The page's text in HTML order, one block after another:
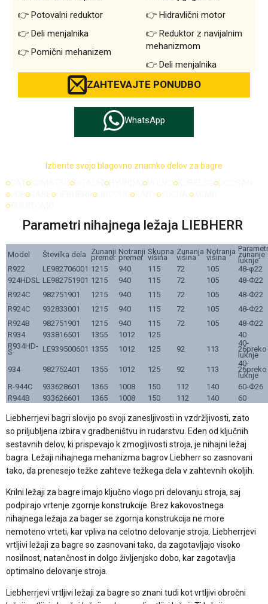
Potovalni reduktor
Deli menjalnika
Pomični mehanizem
Hidravlični motor
Reduktor z navijalnim
mehanizmom
Deli menjalnika
ZAHTEVAJTE PONUDBO
WhatsApp
Izberite svojo blagovno znamko delov za bagre
Parametri nihajnega ležaja LIEBHERR
Model Številka dela Zunanji
premer
Notranji
premer
Skupna
višina
Zunanja
višina
Notranja
višina zunanje
luknje
R922
LE982706001 1215 940 115 72 105
48-φ22
924HDSL LE982751901 1215 940 115 72 105
48-Ф22
R924C
982751901 1215 940 115 72 105
48-Ф22
R924C
932833001 1215 940 115 72 105
48-Ф22
R924B
982751901 1215 940 115 72 105
48-Ф22
R934
933816501 1355 1012 125
40
R934HD-
S LE939500601 1355 1012 125 92 113
40-
26preko
luknje
934
982752401 1355 1012 125 92 113
40-
26preko
luknje
R-944C
933628601 1365 1008 150 112 140
60-Ф26
R944B
933626601 1365 1008 150 112 140 60
Liebherrjevi bagri slovijo po svoji zanesljivosti in vzdržljivosti, zato
so priljubljena izbira v gradbeništvu in rudarstvu. Eden od ključnih
sestavnih delov, ki prispevajo k zmogljivosti stroja, je nihajni ležaj
bagra. Ležaji nihajnega mehanizma bagrov Liebherr so zasnovani
tako, da prenesejo težke zahteve težkega dela v zahtevnih okoljih.
Krilni ležaji za bagre imajo ključno vlogo pri delovanju stroja, saj
podpirajo vrtenje zgornje konstrukcije. Brez kakovostnega
nihajnega ležaja za bager se zgornja konstrukcija ne more
nemoteno vrteti, kar vpliva na celotno delovanje stroja. Liebherrjevi
vrtljivi ležaji za bagre so zasnovani tako, da zagotavljajo visoko
nosilnost, natančnost in dolgo življenjsko dobo, kar zagotavlja
optimalno delovanje stroja.
Liebherrjevi vrtljivi ležaji za bagre so znani tudi kot vrtljivi obročni